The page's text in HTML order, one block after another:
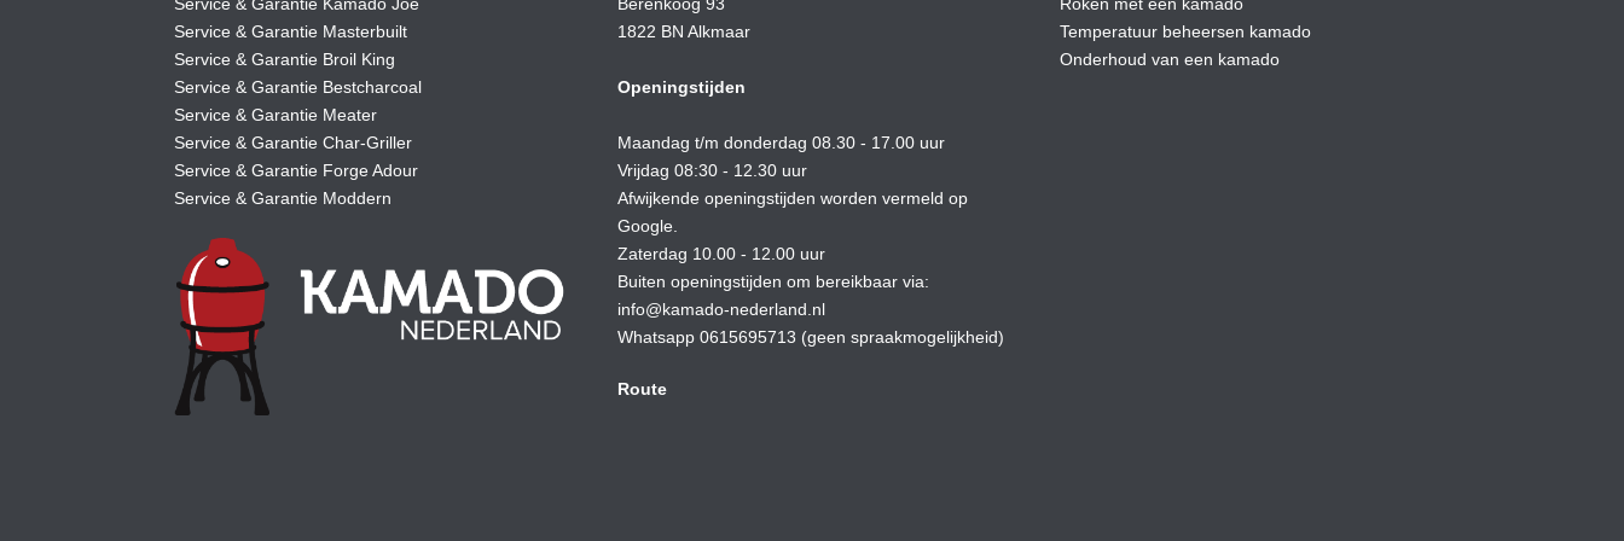
Service & Garantie Kamado Joe
Service & Garantie Masterbuilt
Service & Garantie Broil King
Service & Garantie Bestcharcoal
Service & Garantie Meater
Service & Garantie Char-Griller
Service & Garantie Forge Adour
Service & Garantie Moddern
Berenkoog 93
1822 BN Alkmaar
Openingstijden
Maandag t/m donderdag 08.30 - 17.00 uur
Vrijdag 08:30 - 12.30 uur
Afwijkende openingstijden worden vermeld op
Google.
Zaterdag 10.00 - 12.00 uur
Buiten openingstijden om bereikbaar via:
info@kamado-nederland.nl
Whatsapp 0615695713 (geen spraakmogelijkheid)
Route
Roken met een kamado
Temperatuur beheersen kamado
Onderhoud van een kamado